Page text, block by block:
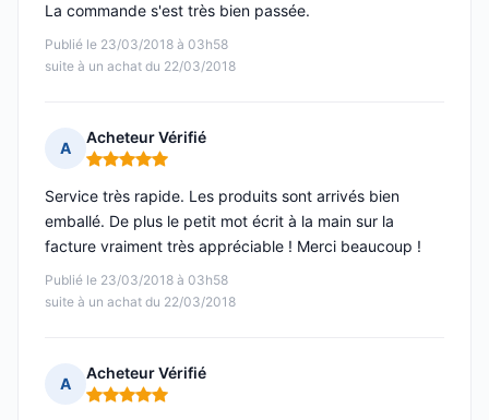
Publié le 23/03/2018 à 03h58
suite à un achat du 22/03/2018
La commande s'est très bien passée.
A
Acheteur Vérifié
Note : 5 sur 5
Publié le 23/03/2018 à 03h58
suite à un achat du 22/03/2018
Service très rapide. Les produits sont arrivés bien
emballé. De plus le petit mot écrit à la main sur la
facture vraiment très appréciable ! Merci beaucoup !
A
Acheteur Vérifié
Note : 5 sur 5